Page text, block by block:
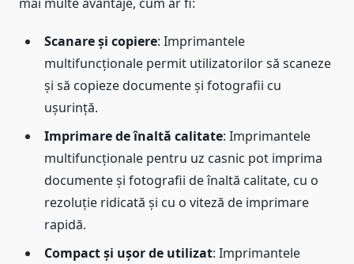
Scanare și copiere: Imprimantele
multifuncționale permit utilizatorilor să scaneze
și să copieze documente și fotografii cu
ușurință.
Imprimare de înaltă calitate: Imprimantele
multifuncționale pentru uz casnic pot imprima
documente și fotografii de înaltă calitate, cu o
rezoluție ridicată și cu o viteză de imprimare
rapidă.
Compact și ușor de utilizat: Imprimantele